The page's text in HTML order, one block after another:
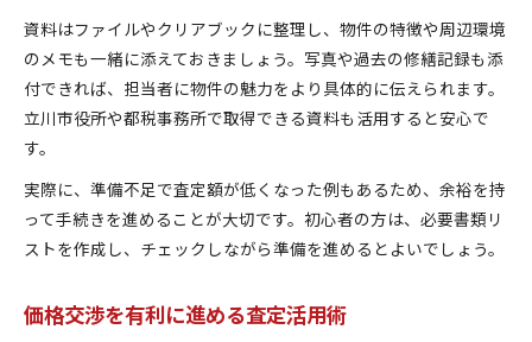
資料はファイルやクリアブックに整理し、物件の特徴や周辺環境
のメモも一緒に添えておきましょう。写真や過去の修繕記録も添
付できれば、担当者に物件の魅力をより具体的に伝えられます。
立川市役所や都税事務所で取得できる資料も活用すると安心で
す。
実際に、準備不足で査定額が低くなった例もあるため、余裕を持
って手続きを進めることが大切です。初心者の方は、必要書類リ
ストを作成し、チェックしながら準備を進めるとよいでしょう。
価格交渉を有利に進める査定活用術